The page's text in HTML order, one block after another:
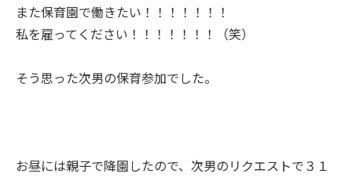
また保育園で働きたい！！！！！！！
私を雇ってください！！！！！！！（笑）
そう思った次男の保育参加でした。
お昼には親子で降園したので、次男のリクエストで３１